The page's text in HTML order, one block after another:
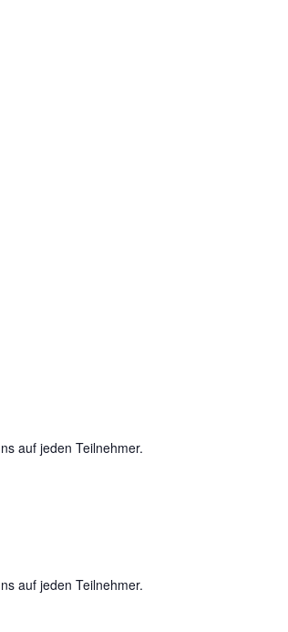
auf jeden Teilnehmer.
auf jeden Teilnehmer.